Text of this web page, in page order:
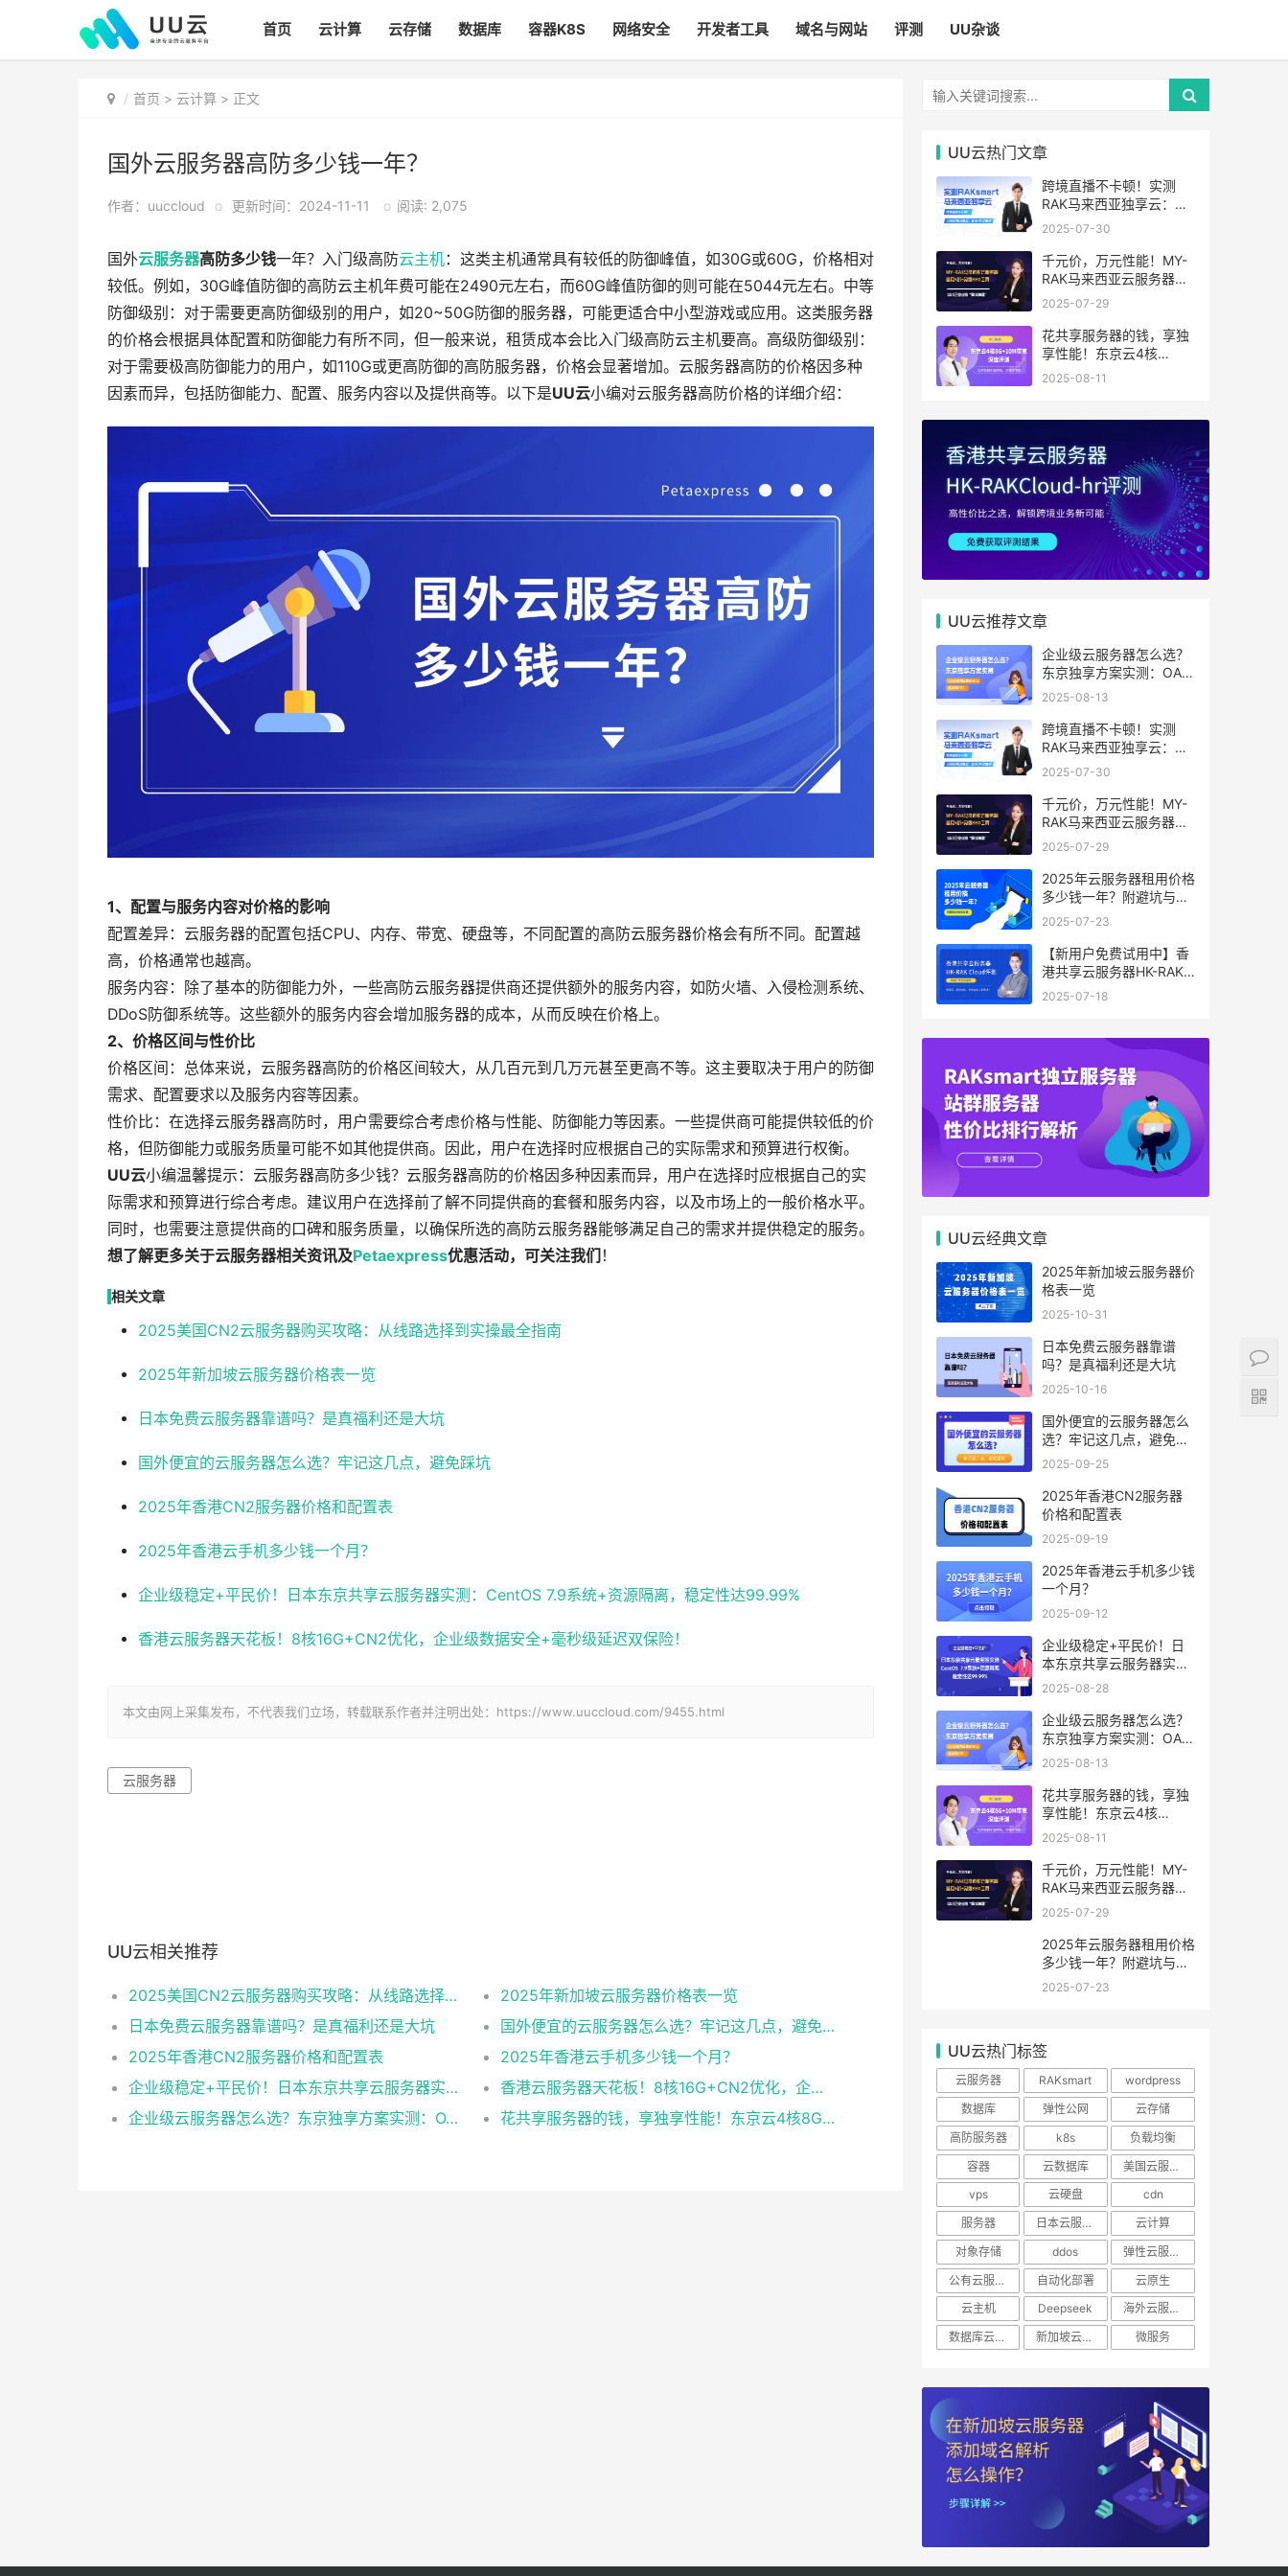
首页 云计算 云存储 数据库 容器K8S 网络安全 开发者工具 域名与网站 评测 UU杂谈
首页 > 云计算 > 正文
国外云服务器高防多少钱一年？
作者：uuccloud o 更新时间：2024-11-11 o 阅读: 2,075
国外云服务器高防多少钱一年？入门级高防云主机：这类主机通常具有较低的防御峰值，如30G或60G，价格相对
较低。例如，30G峰值防御的高防云主机年费可能在2490元左右，而60G峰值防御的则可能在5044元左右。中等
防御级别：对于需要更高防御级别的用户，如20~50G防御的服务器，可能更适合中小型游戏或应用。这类服务器
的价格会根据具体配置和防御能力有所不同，但一般来说，租赁成本会比入门级高防云主机要高。高级防御级别：
对于需要极高防御能力的用户，如110G或更高防御的高防服务器，价格会显著增加。云服务器高防的价格因多种
因素而异，包括防御能力、配置、服务内容以及提供商等。以下是UU云小编对云服务器高防价格的详细介绍：
1、配置与服务内容对价格的影响
配置差异：云服务器的配置包括CPU、内存、带宽、硬盘等，不同配置的高防云服务器价格会有所不同。配置越
高，价格通常也越高。
服务内容：除了基本的防御能力外，一些高防云服务器提供商还提供额外的服务内容，如防火墙、入侵检测系统、
DDoS防御系统等。这些额外的服务内容会增加服务器的成本，从而反映在价格上。
2、价格区间与性价比
价格区间：总体来说，云服务器高防的价格区间较大，从几百元到几万元甚至更高不等。这主要取决于用户的防御
需求、配置要求以及服务内容等因素。
性价比：在选择云服务器高防时，用户需要综合考虑价格与性能、防御能力等因素。一些提供商可能提供较低的价
格，但防御能力或服务质量可能不如其他提供商。因此，用户在选择时应根据自己的实际需求和预算进行权衡。
UU云小编温馨提示：云服务器高防多少钱？云服务器高防的价格因多种因素而异，用户在选择时应根据自己的实
际需求和预算进行综合考虑。建议用户在选择前了解不同提供商的套餐和服务内容，以及市场上的一般价格水平。
同时，也需要注意提供商的口碑和服务质量，以确保所选的高防云服务器能够满足自己的需求并提供稳定的服务。
想了解更多关于云服务器相关资讯及Petaexpress优惠活动，可关注我们 ！
相关文章
2025美国CN2云服务器购买攻略：从线路选择到实操最全指南
2025年新加坡云服务器价格表一览
日本免费云服务器靠谱吗？是真福利还是大坑
国外便宜的云服务器怎么选？牢记这几点，避免踩坑
2025年香港CN2服务器价格和配置表
2025年香港云手机多少钱一个月？
企业级稳定+平民价！日本东京共享云服务器实测：CentOS 7.9系统+资源隔离，稳定性达99.99%
香港云服务器天花板！8核16G+CN2优化，企业级数据安全+毫秒级延迟双保险！
本文由网上采集发布，不代表我们立场，转载联系作者并注明出处：https://www.uuccloud.com/9455.html
云服务器
UU云相关推荐
2025美国CN2云服务器购买攻略：从线路选择到实操最全指南
2025年新加坡云服务器价格表一览
日本免费云服务器靠谱吗？是真福利还是大坑
国外便宜的云服务器怎么选？牢记这几点，避免踩坑
2025年香港CN2服务器价格和配置表
2025年香港云手机多少钱一个月？
企业级稳定+平民价！日本东京共享云服务器实测：CentOS 7.9系统+资源隔离，稳定性达99.99%
香港云服务器天花板！8核16G+CN2优化，企业级数据安全+毫秒级延迟双保险！
企业级云服务器怎么选？东京独享方案实测：OA系统响应提速40%，成本降65%
花共享服务器的钱，享独享性能！东京云4核8G+10M带宽降价来袭
UU云热门文章
跨境直播不卡顿！实测
RAK马来西亚独享云：
1080P推流稳定，首月6
2025-07-30
千元价，万元性能！MY-
RAK马来西亚云服务器：
首月5折+免费SEO工具，
2025-07-29
花共享服务器的钱，享独
享性能！东京云4核
8G+10M带宽降价来袭
2025-08-11
UU云推荐文章
企业级云服务器怎么选？
东京独享方案实测：OA系
统响应提速40%，成本降
2025-08-13
跨境直播不卡顿！实测
RAK马来西亚独享云：
1080P推流稳定，首月6
2025-07-30
千元价，万元性能！MY-
RAK马来西亚云服务器：
首月5折+免费SEO工具，
2025-07-29
2025年云服务器租用价格
多少钱一年？附避坑与省
钱攻略
2025-07-23
【新用户免费试用中】香
港共享云服务器HK-RAK
Cloud评测：低延迟、高
2025-07-18
UU云经典文章
2025年新加坡云服务器价
格表一览
2025-10-31
日本免费云服务器靠谱
吗？是真福利还是大坑
2025-10-16
国外便宜的云服务器怎么
选？牢记这几点，避免踩
坑
2025-09-25
2025年香港CN2服务器
价格和配置表
2025-09-19
2025年香港云手机多少钱
一个月？
2025-09-12
企业级稳定+平民价！日
本东京共享云服务器实
测：CentOS 7.9系统+资
99.99%
2025-08-28
企业级云服务器怎么选？
东京独享方案实测：OA系
统响应提速40%，成本降
2025-08-13
花共享服务器的钱，享独
享性能！东京云4核
8G+10M带宽降价来袭
2025-08-11
千元价，万元性能！MY-
RAK马来西亚云服务器：
首月5折+免费SEO工具，
2025-07-29
2025年云服务器租用价格
多少钱一年？附避坑与省
钱攻略
2025-07-23
UU云热门标签
云服务器 RAKsmart
wordpress
数据库
弹性公网
云存储
高防服务器
k8s
负载均衡
容器
云数据库
美国云服务器
vps
云硬盘
cdn
服务器
日本云服务器
云计算
对象存储
ddos
弹性云服务器
公有云服务器
自动化部署
云原生
云主机
Deepseek
海外云服务器
数据库云托管
新加坡云服务器 微服务